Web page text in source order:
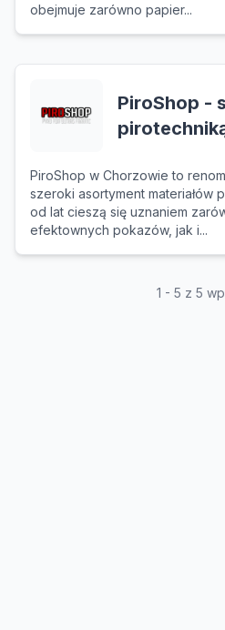
obejmuje zarówno papier...
PiroShop -
PiroShop w Chorzowie to
szeroki asortyment materiałów
od lat cieszą się uznaniem
efektownych pokazów, jak i...
1 - 5 z 5